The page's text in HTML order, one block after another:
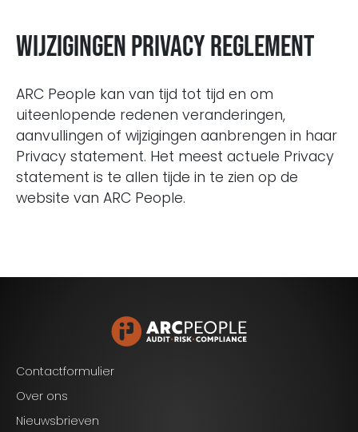
Wijzigingen privacy reglement
ARC People kan van tijd tot tijd en om
uiteenlopende redenen veranderingen,
aanvullingen of wijzigingen aanbrengen in haar
Privacy statement. Het meest actuele Privacy
statement is te allen tijde in te zien op de
website van ARC People.
Contactformulier
Over ons
Nieuwsbrieven